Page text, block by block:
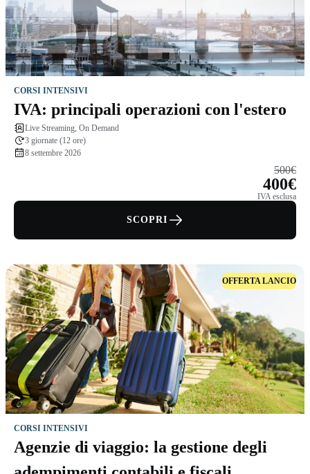
CORSI INTENSIVI
IVA: principali operazioni con l'estero
Live Streaming, On Demand
3 giornate (12 ore)
8 settembre 2026
500€
400€
IVA esclusa
SCOPRI
OFFERTA LANCIO
CORSI INTENSIVI
Agenzie di viaggio: la gestione degli